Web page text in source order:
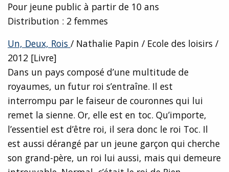
Pour jeune public à partir de 10 ans
Distribution : 2 femmes
Un, Deux, Rois / Nathalie Papin / Ecole des loisirs /
2012 [Livre]
Dans un pays composé d’une multitude de
royaumes, un futur roi s’entraîne. Il est
interrompu par le faiseur de couronnes qui lui
remet la sienne. Or, elle est en toc. Qu’importe,
l’essentiel est d’être roi, il sera donc le roi Toc. Il
est aussi dérangé par un jeune garçon qui cherche
son grand-père, un roi lui aussi, mais qui demeure